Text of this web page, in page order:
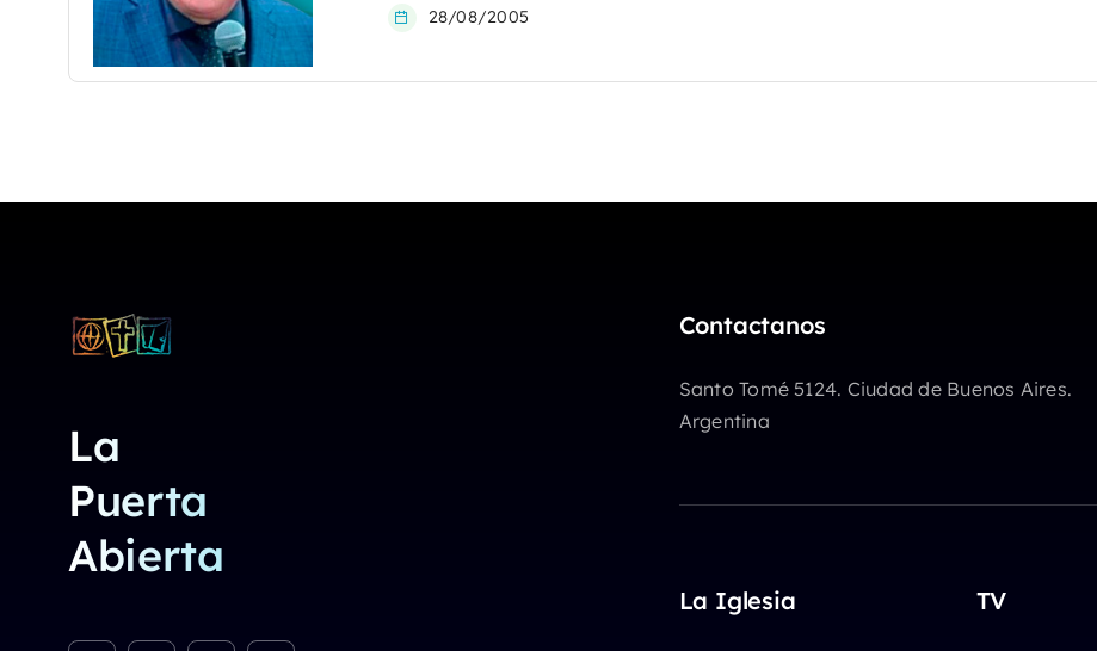
28/08/2005
La
Puerta
Abierta
Contactanos
Santo Tomé 5124. Ciudad de Buenos Aires.
Argentina
La Iglesia TV